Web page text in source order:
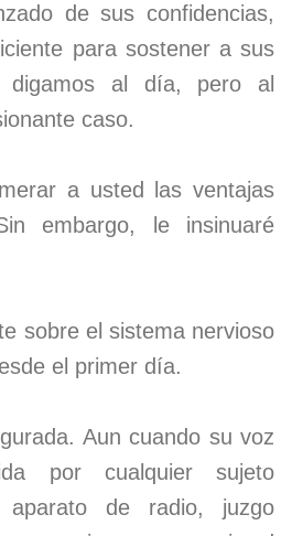
de sus confidencias,
para sostener a sus
digamos al día, pero al
caso.
a usted las ventajas
embargo, le insinuaré
sobre el sistema nervioso
el primer día.
Aun cuando su voz
por cualquier sujeto
de radio, juzgo